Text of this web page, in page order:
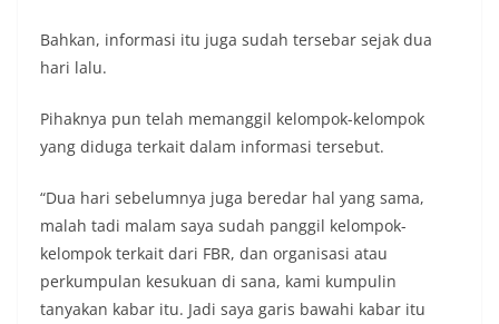
Bahkan, informasi itu juga sudah tersebar sejak dua
hari lalu.
Pihaknya pun telah memanggil kelompok-kelompok
yang diduga terkait dalam informasi tersebut.
“Dua hari sebelumnya juga beredar hal yang sama,
malah tadi malam saya sudah panggil kelompok-
kelompok terkait dari FBR, dan organisasi atau
perkumpulan kesukuan di sana, kami kumpulin
tanyakan kabar itu. Jadi saya garis bawahi kabar itu